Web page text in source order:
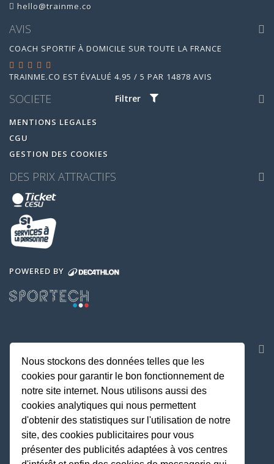
Filtrer
hello@trainme.co
AVIS
COACH SPORTIF À DOMICILE SUR TOUTE LA FRANCE
TRAINME.CO EST ÉVALUÉ 4.95 / 5 PAR 14878 AVIS
SOCIETE
MENTIONS LEGALES
CGU
GESTION DES COOKIES
DES PRIX ATTRACTIFS
POWERED BY
Nous stockons des données telles que les
cookies pour garantir le bon fonctionnement de
notre site internet. Nous utilisons aussi des
cookies analytiques qui nous permettent
d'obtenir des statistiques sur l'utilisation de notre
site, des cookies publicitaires pour vous
présenter des publicités adaptées à vos centres